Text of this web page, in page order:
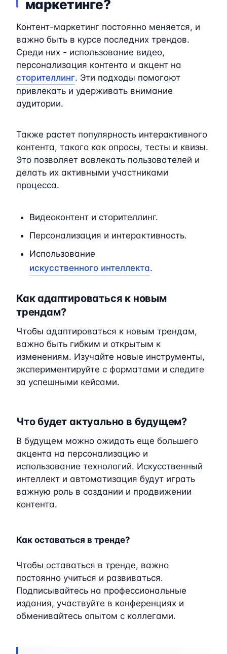
маркетинге?
Контент-маркетинг постоянно меняется, и
важно быть в курсе последних трендов.
Среди них - использование видео,
персонализация контента и акцент на
сторителлинг. Эти подходы помогают
привлекать и удерживать внимание
аудитории.
Также растет популярность интерактивного
контента, такого как опросы, тесты и квизы.
Это позволяет вовлекать пользователей и
делать их активными участниками
процесса.
Видеоконтент и сторителлинг.
Персонализация и интерактивность.
Использование
искусственного интеллекта.
Как адаптироваться к новым
трендам?
Чтобы адаптироваться к новым трендам,
важно быть гибким и открытым к
изменениям. Изучайте новые инструменты,
экспериментируйте с форматами и следите
за успешными кейсами.
Что будет актуально в будущем?
В будущем можно ожидать еще большего
акцента на персонализацию и
использование технологий. Искусственный
интеллект и автоматизация будут играть
важную роль в создании и продвижении
контента.
Как оставаться в тренде?
Чтобы оставаться в тренде, важно
постоянно учиться и развиваться.
Подписывайтесь на профессиональные
издания, участвуйте в конференциях и
обменивайтесь опытом с коллегами.